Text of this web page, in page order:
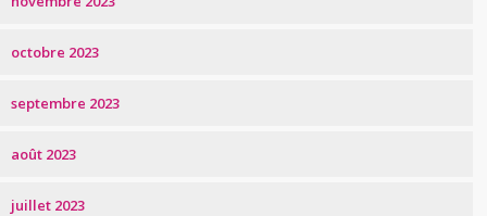
octobre 2023
septembre 2023
août 2023
juillet 2023